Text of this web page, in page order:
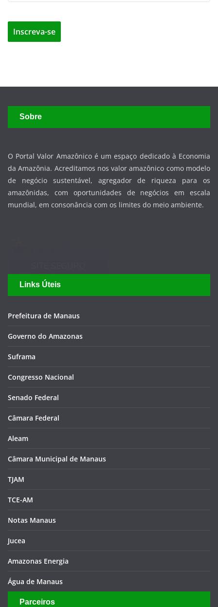
Sobre
O Portal Valor Amazônico é um espaço dedicado à Economia
da Amazônia. Acreditamos nos valor amazônico como modelo
amazônidas, com oportunidades de negócios em escala
mundial, em consonância com os limites do meio ambiente.
Prefeitura de Manaus
Governo do Amazonas
Suframa
Congresso Nacional
Senado Federal
Câmara Federal
Aleam
Câmara Municipal de Manaus
TJAM
TCE-AM
Notas Manaus
Jucea
Amazonas Energia
Água de Manaus
Parceiros
TECNET